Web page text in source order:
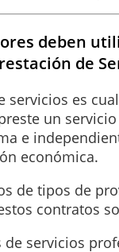
deben
de
servicios es
un
e
económica.
de tipos de
contratos
de servicios